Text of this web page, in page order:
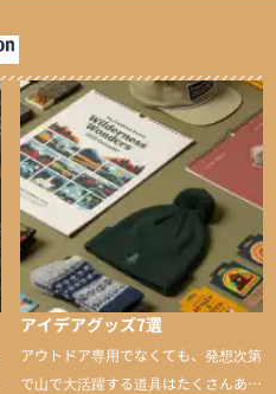
アイデアグッズ7選
アウトドア専用でなくても、発想次第
で山で大活躍する道具はたくさんあり